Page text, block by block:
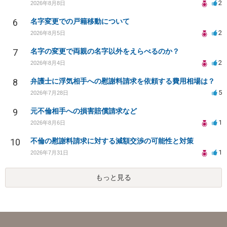
2026年8月8日 2
6 名字変更での戸籍移動について
2026年8月5日 2
7 名字の変更で両親の名字以外をえらべるのか？
2026年8月4日 2
8 弁護士に浮気相手への慰謝料請求を依頼する費用相場は？
2026年7月28日 5
9 元不倫相手への損害賠償請求など
2026年8月6日 1
10 不倫の慰謝料請求に対する減額交渉の可能性と対策
2026年7月31日 1
もっと見る